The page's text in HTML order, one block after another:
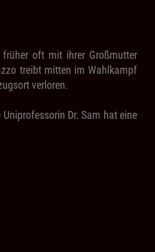
oft mit ihrer Großmutter
treibt mitten im Wahlkampf
verloren.
Dr. Sam hat eine